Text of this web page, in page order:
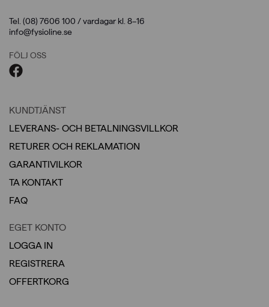
Tel. (08) 7606 100 / vardagar kl. 8–16
info@fysioline.se
FÖLJ OSS
KUNDTJÄNST
LEVERANS- OCH BETALNINGSVILLKOR
RETURER OCH REKLAMATION
GARANTIVILKOR
TA KONTAKT
FAQ
EGET KONTO
LOGGA IN
REGISTRERA
OFFERTKORG